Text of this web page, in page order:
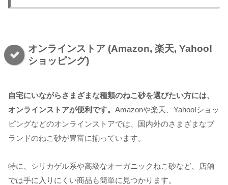
オンラインストア (Amazon, 楽天, Yahoo!
ショッピング)
自宅にいながらさまざまな種類のねこ砂を選びたい方には、
オンラインストアが便利です。 Amazonや楽天、Yahoo!ショッ
ピングなどのオンラインストアでは、国内外のさまざまなブ
ランドのねこ砂が豊富に揃っています。
特に、シリカゲル系や高級なオーガニックねこ砂など、店舗
では手に入りにくい商品も簡単に見つかります。